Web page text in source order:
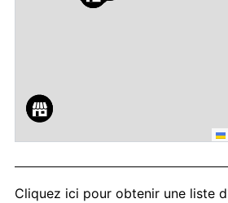
Cliquez ici pour obtenir une liste